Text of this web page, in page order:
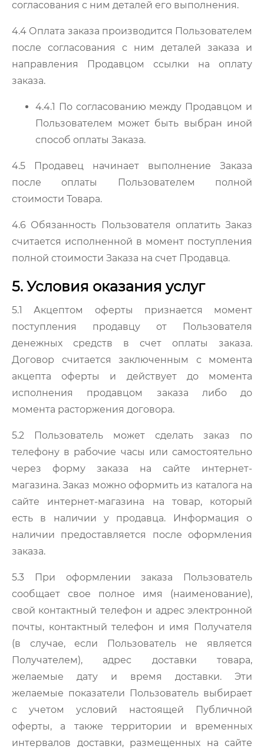
согласования с ним деталей его выполнения.
4.4 Оплата заказа производится Пользователем
после согласования с ним деталей заказа и
направления Продавцом ссылки на оплату
заказа.
4.4.1 По согласованию между Продавцом и
Пользователем может быть выбран иной
способ оплаты Заказа.
4.5 Продавец начинает выполнение Заказа
после оплаты Пользователем полной
стоимости Товара.
4.6 Обязанность Пользователя оплатить Заказ
считается исполненной в момент поступления
полной стоимости Заказа на счет Продавца.
5. Условия оказания услуг
5.1 Акцептом оферты признается момент
поступления продавцу от Пользователя
денежных средств в счет оплаты заказа.
Договор считается заключенным с момента
акцепта оферты и действует до момента
исполнения продавцом заказа либо до
момента расторжения договора.
5.2 Пользователь может сделать заказ по
телефону в рабочие часы или самостоятельно
через форму заказа на сайте интернет-
магазина. Заказ можно оформить из каталога на
сайте интернет-магазина на товар, который
есть в наличии у продавца. Информация о
наличии предоставляется после оформления
заказа.
5.3 При оформлении заказа Пользователь
сообщает свое полное имя (наименование),
свой контактный телефон и адрес электронной
почты, контактный телефон и имя Получателя
(в случае, если Пользователь не является
Получателем), адрес доставки товара,
желаемые дату и время доставки. Эти
желаемые показатели Пользователь выбирает
с учетом условий настоящей Публичной
оферты, а также территории и временных
интервалов доставки, размещенных на сайте